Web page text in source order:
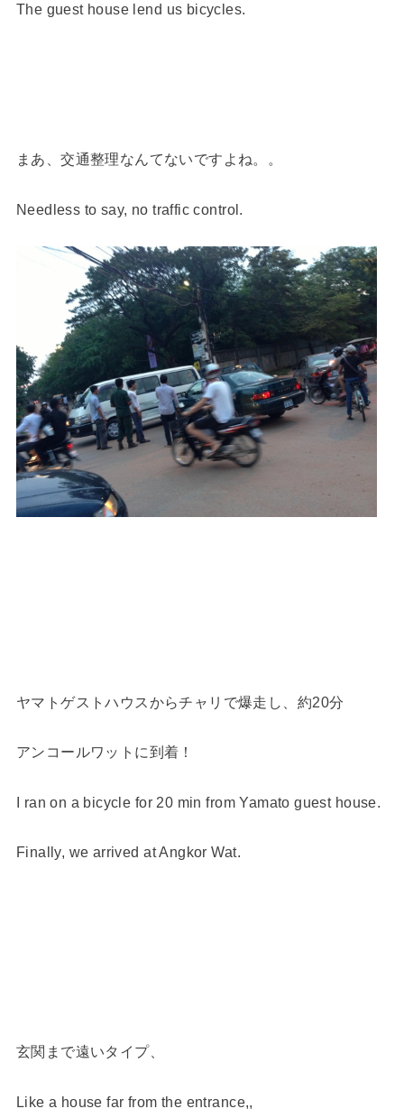
The guest house lend us bicycles.
まあ、交通整理なんてないですよね。。
Needless to say, no traffic control.
ヤマトゲストハウスからチャリで爆走し、約20分
アンコールワットに到着！
I ran on a bicycle for 20 min from Yamato guest house.
Finally, we arrived at Angkor Wat.
玄関まで遠いタイプ、
Like a house far from the entrance,,